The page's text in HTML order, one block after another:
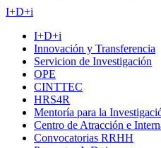
I+D+i
I+D+i
Innovación y Transferencia
Servicion de Investigación
OPE
CINTTEC
HRS4R
Mentoría para la
Centro de Atracción e
Convocatorias RRHH